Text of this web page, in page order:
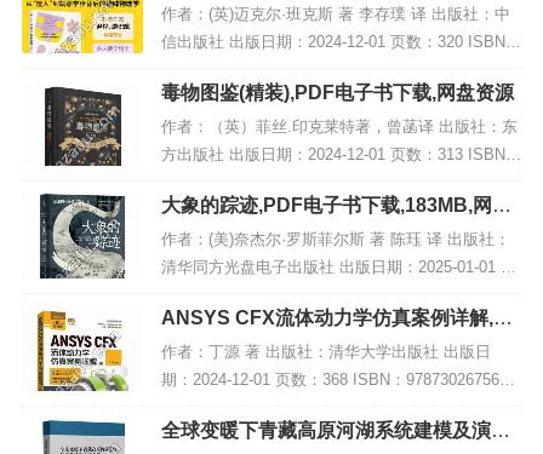
盘资源
作者：(英)迈克尔·班克斯 著 李存璞 译 出版社：中
信出版社 出版日期：2024-12-01 页数：320 ISBN：
9787521769807 电子书大小：242MB [高清扫描版P
DF格式...
毒物图鉴(精装),PDF电子书下载,网盘资源
作者：（英）菲丝.印克莱特著，曾菡译 出版社：东
方出版社 出版日期：2024-12-01 页数：313 ISBN：
9787520738347 电子书大小：202MB [高清扫描版P
DF格式]...
大象的踪迹,PDF电子书下载,183MB,网盘
资源
作者：(美)奈杰尔·罗斯菲尔斯 著 陈珏 译 出版社：
清华同方光盘电子出版社 出版日期：2025-01-01 页
数：348 ISBN：9787545220131 电子书大小：183
MB [高清扫...
ANSYS CFX流体动力学仿真案例详解,PD
F电子书下载
作者：丁源 著 出版社：清华大学出版社 出版日
期：2024-12-01 页数：368 ISBN：9787302675617
电子书大小：228MB [高清扫描版PDF格式] 内容简
介 《AN...
全球变暖下青藏高原河湖系统建模及演变